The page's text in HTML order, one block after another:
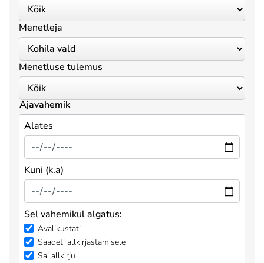
Menetleja
Menetluse tulemus
Ajavahemik
Alates
Kuni (k.a)
Sel vahemikul algatus:
Avalikustati
Saadeti allkirjastamisele
Sai allkirju